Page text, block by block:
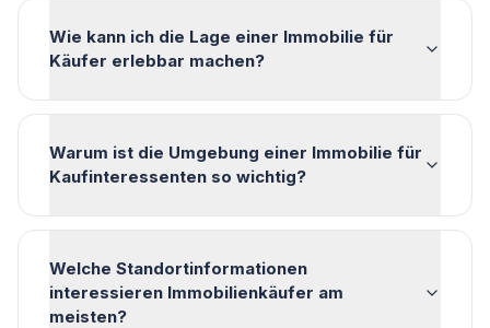
Wie kann ich die Lage einer Immobilie für
Käufer erlebbar machen?
Warum ist die Umgebung einer Immobilie für
Kaufinteressenten so wichtig?
Welche Standortinformationen
interessieren Immobilienkäufer am
meisten?